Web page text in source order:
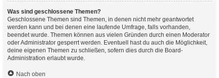
Was sind geschlossene Themen?
Geschlossene Themen sind Themen, in denen nicht mehr geantwortet
werden kann und bei denen eine laufende Umfrage, falls vorhanden,
beendet wurde. Themen können aus vielen Gründen durch einen Moderator
oder Administrator gesperrt werden. Eventuell hast du auch die Möglichkeit,
deine eigenen Themen zu schließen, sofern dies durch die Board-
Administration erlaubt wurde.
Nach oben